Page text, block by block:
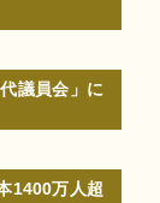
議員会」に
1400万人超